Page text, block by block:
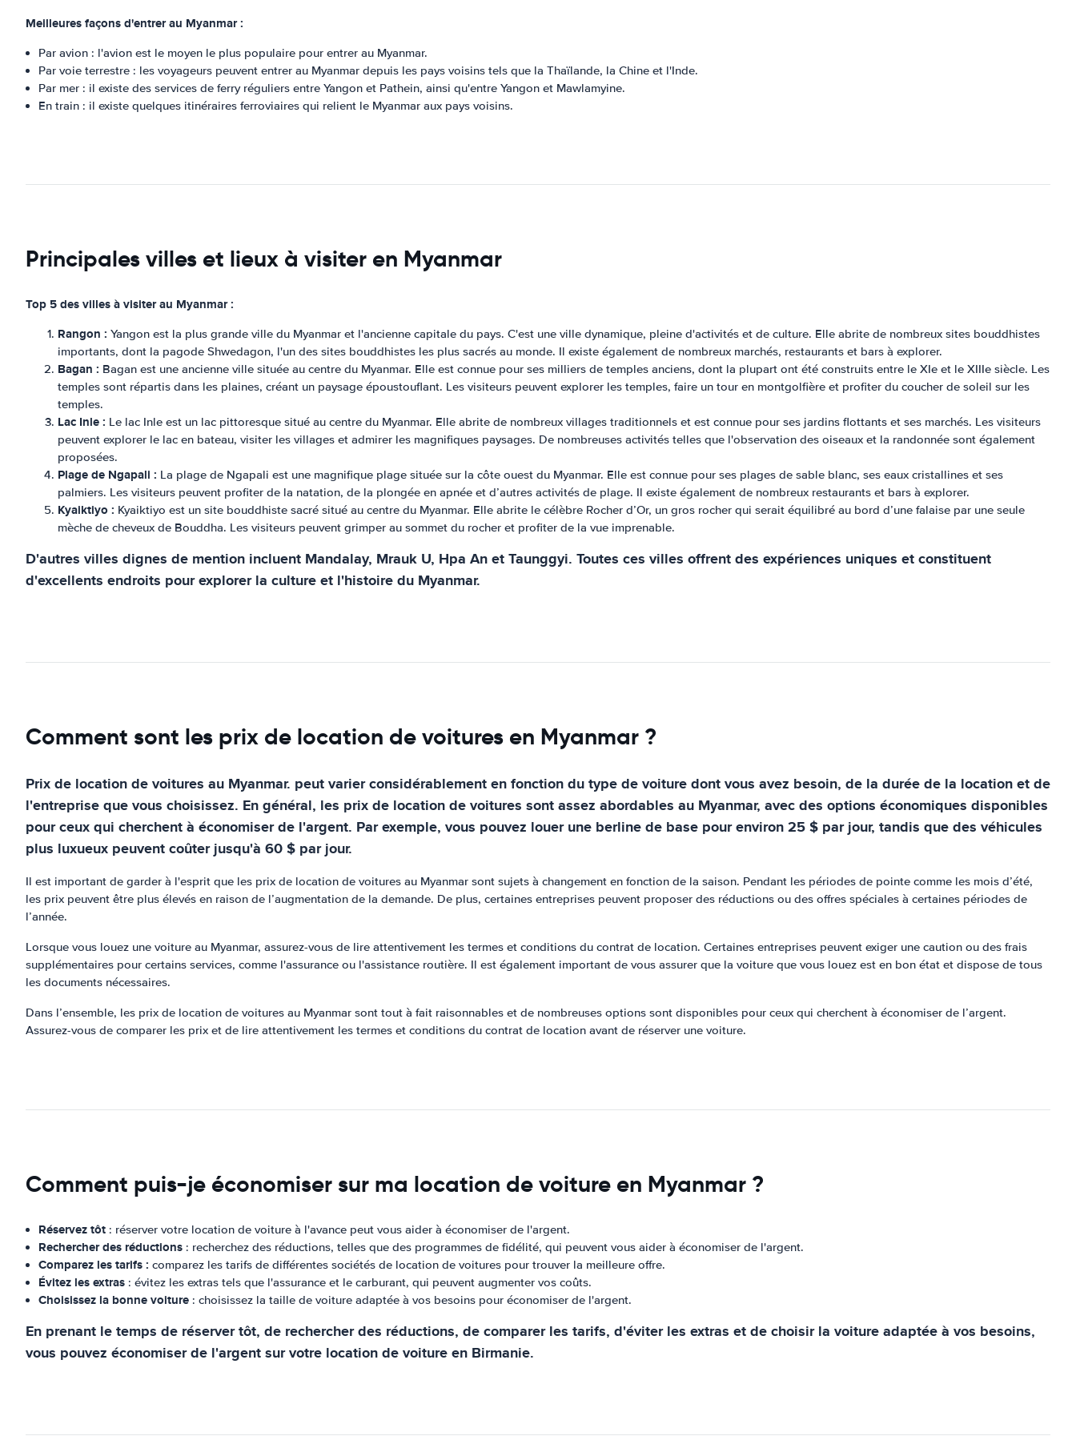
Meilleures façons d'entrer au Myanmar :
Par avion : l'avion est le moyen le plus populaire pour entrer au Myanmar.
Par voie terrestre : les voyageurs peuvent entrer au Myanmar depuis les pays voisins tels que la Thaïlande, la Chine et l'Inde.
Par mer : il existe des services de ferry réguliers entre Yangon et Pathein, ainsi qu'entre Yangon et Mawlamyine.
En train : il existe quelques itinéraires ferroviaires qui relient le Myanmar aux pays voisins.
Principales villes et lieux à visiter en Myanmar
Top 5 des villes à visiter au Myanmar :
Rangon : Yangon est la plus grande ville du Myanmar et l'ancienne capitale du pays. C'est une ville dynamique, pleine d'activités et de culture. Elle abrite de nombreux sites bouddhistes
importants, dont la pagode Shwedagon, l'un des sites bouddhistes les plus sacrés au monde. Il existe également de nombreux marchés, restaurants et bars à explorer.
Bagan : Bagan est une ancienne ville située au centre du Myanmar. Elle est connue pour ses milliers de temples anciens, dont la plupart ont été construits entre le XIe et le XIIIe siècle. Les
temples sont répartis dans les plaines, créant un paysage époustouflant. Les visiteurs peuvent explorer les temples, faire un tour en montgolfière et profiter du coucher de soleil sur les
temples.
Lac Inle : Le lac Inle est un lac pittoresque situé au centre du Myanmar. Elle abrite de nombreux villages traditionnels et est connue pour ses jardins flottants et ses marchés. Les visiteurs
peuvent explorer le lac en bateau, visiter les villages et admirer les magnifiques paysages. De nombreuses activités telles que l'observation des oiseaux et la randonnée sont également
proposées.
Plage de Ngapali : La plage de Ngapali est une magnifique plage située sur la côte ouest du Myanmar. Elle est connue pour ses plages de sable blanc, ses eaux cristallines et ses
palmiers. Les visiteurs peuvent profiter de la natation, de la plongée en apnée et d’autres activités de plage. Il existe également de nombreux restaurants et bars à explorer.
Kyaiktiyo : Kyaiktiyo est un site bouddhiste sacré situé au centre du Myanmar. Elle abrite le célèbre Rocher d’Or, un gros rocher qui serait équilibré au bord d’une falaise par une seule
mèche de cheveux de Bouddha. Les visiteurs peuvent grimper au sommet du rocher et profiter de la vue imprenable.
D'autres villes dignes de mention incluent Mandalay, Mrauk U, Hpa An et Taunggyi. Toutes ces villes offrent des expériences uniques et constituent
d'excellents endroits pour explorer la culture et l'histoire du Myanmar.
Comment sont les prix de location de voitures en Myanmar ?
Prix de location de voitures au Myanmar. peut varier considérablement en fonction du type de voiture dont vous avez besoin, de la durée de la location et de
l'entreprise que vous choisissez. En général, les prix de location de voitures sont assez abordables au Myanmar, avec des options économiques disponibles
pour ceux qui cherchent à économiser de l'argent. Par exemple, vous pouvez louer une berline de base pour environ 25 $ par jour, tandis que des véhicules
plus luxueux peuvent coûter jusqu'à 60 $ par jour.
Il est important de garder à l'esprit que les prix de location de voitures au Myanmar sont sujets à changement en fonction de la saison. Pendant les périodes de pointe comme les mois d’été,
les prix peuvent être plus élevés en raison de l’augmentation de la demande. De plus, certaines entreprises peuvent proposer des réductions ou des offres spéciales à certaines périodes de
l’année.
Lorsque vous louez une voiture au Myanmar, assurez-vous de lire attentivement les termes et conditions du contrat de location. Certaines entreprises peuvent exiger une caution ou des frais
supplémentaires pour certains services, comme l'assurance ou l'assistance routière. Il est également important de vous assurer que la voiture que vous louez est en bon état et dispose de tous
les documents nécessaires.
Dans l’ensemble, les prix de location de voitures au Myanmar sont tout à fait raisonnables et de nombreuses options sont disponibles pour ceux qui cherchent à économiser de l’argent.
Assurez-vous de comparer les prix et de lire attentivement les termes et conditions du contrat de location avant de réserver une voiture.
Comment puis-je économiser sur ma location de voiture en Myanmar ?
Réservez tôt : réserver votre location de voiture à l'avance peut vous aider à économiser de l'argent.
Rechercher des réductions : recherchez des réductions, telles que des programmes de fidélité, qui peuvent vous aider à économiser de l'argent.
Comparez les tarifs : comparez les tarifs de différentes sociétés de location de voitures pour trouver la meilleure offre.
Évitez les extras : évitez les extras tels que l'assurance et le carburant, qui peuvent augmenter vos coûts.
Choisissez la bonne voiture : choisissez la taille de voiture adaptée à vos besoins pour économiser de l'argent.
En prenant le temps de réserver tôt, de rechercher des réductions, de comparer les tarifs, d'éviter les extras et de choisir la voiture adaptée à vos besoins,
vous pouvez économiser de l'argent sur votre location de voiture en Birmanie.